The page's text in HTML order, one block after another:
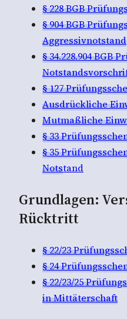
§ 228 BGB
§ 904 BGB
Aggressivnotstand
§ 34.228.904 BGB
§ 127
Ausdrückliche
Mutmaßliche
§ 33
§ 35
Notstand
Grundlagen:
Rücktritt
§ 22/23
§ 24
§ 22/23/25
in Mittäterschaft